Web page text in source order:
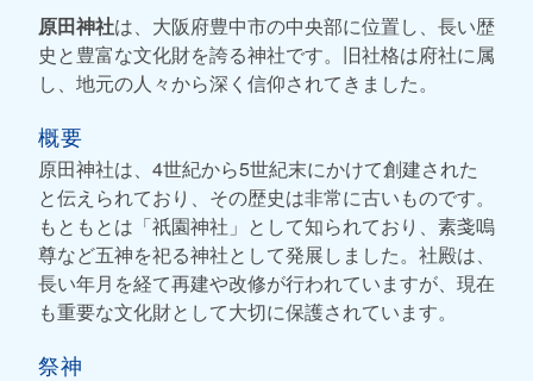
原田神社は、大阪府豊中市の中央部に位置し、長い歴
史と豊富な文化財を誇る神社です。旧社格は府社に属
し、地元の人々から深く信仰されてきました。
概要
原田神社は、4世紀から5世紀末にかけて創建された
と伝えられており、その歴史は非常に古いものです。
もともとは「祇園神社」として知られており、素戔嗚
尊など五神を祀る神社として発展しました。社殿は、
長い年月を経て再建や改修が行われていますが、現在
も重要な文化財として大切に保護されています。
祭神